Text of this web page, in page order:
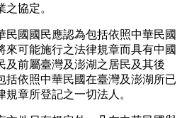
協定。
國國民應認為包括依照中華民國
來可能施行之法律規章而具有中國
及前屬臺灣及澎湖之居民及其後
括依照中華民國在臺灣及澎湖所已
章所登記之一切法人。